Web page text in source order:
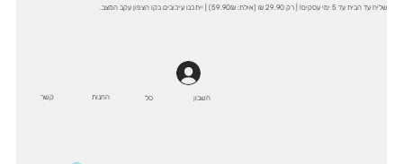
שליח עד הבית עד 5 ימי עסקים! | רק 29.90 ₪ (אילת: 59.90₪) | ייתכנו עיכובים בקו הצפון עקב המצב.
חשבון סל קשר החנות